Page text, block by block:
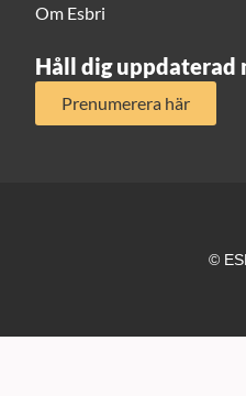
Om Esbri
Håll dig uppdaterad
Prenumerera här
©